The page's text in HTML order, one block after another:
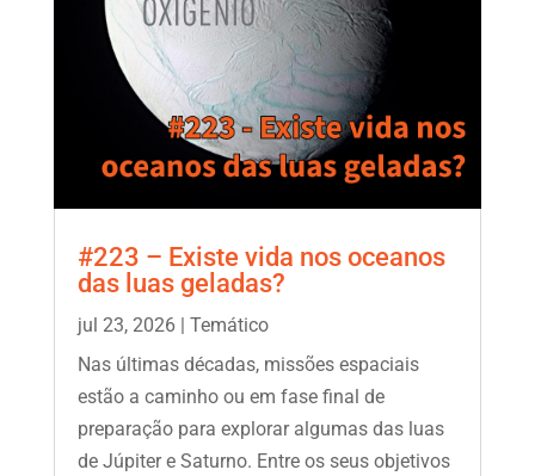
#223 – Existe vida nos oceanos
das luas geladas?
jul 23, 2026| Temático
Nas últimas décadas, missões espaciais
estão a caminho ou em fase final de
preparação para explorar algumas das luas
de Júpiter e Saturno. Entre os seus objetivos